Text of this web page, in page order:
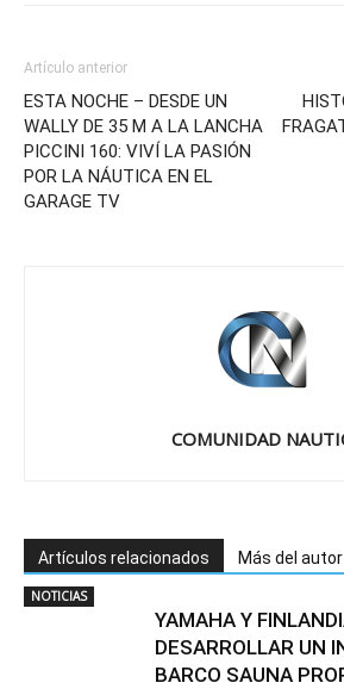
Artículo anterior
ESTA NOCHE – DESDE UN
WALLY DE 35 M A LA LANCHA
PICCINI 160: VIVÍ LA PASIÓN
POR LA NÁUTICA EN EL
GARAGE TV
COMUNIDAD
Artículos relacionados Más del autor
NOTICIAS
YAMAHA Y
DESARROLLAR UN
BARCO SAUNA